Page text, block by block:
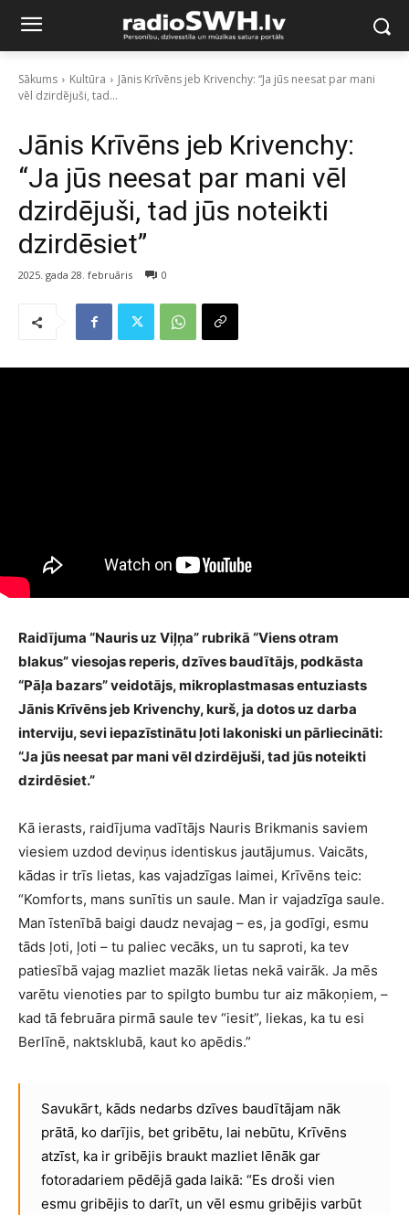
Sākums Kultūra
Jānis Krīvēns jeb Krivenchy: “Ja jūs neesat par mani
vēl dzirdējuši, tad...
Jānis Krīvēns jeb Krivenchy:
“Ja jūs neesat par mani vēl
dzirdējuši, tad jūs noteikti
dzirdēsiet”
2025. gada 28. februāris 0
Raidījuma “Nauris uz Viļņa” rubrikā “Viens otram
blakus” viesojas reperis, dzīves baudītājs, podkāsta
“Pāļa bazars” veidotājs, mikroplastmasas entuziasts
Jānis Krīvēns jeb Krivenchy, kurš, ja dotos uz darba
interviju, sevi iepazīstinātu ļoti lakoniski un pārliecināti:
“Ja jūs neesat par mani vēl dzirdējuši, tad jūs noteikti
dzirdēsiet.”
Kā ierasts, raidījuma vadītājs Nauris Brikmanis saviem
viesiem uzdod deviņus identiskus jautājumus. Vaicāts,
kādas ir trīs lietas, kas vajadzīgas laimei, Krīvēns teic:
“Komforts, mans sunītis un saule. Man ir vajadzīga saule.
Man īstenībā baigi daudz nevajag – es, ja godīgi, esmu
tāds ļoti, ļoti – tu paliec vecāks, un tu saproti, ka tev
patiesībā vajag mazliet mazāk lietas nekā vairāk. Ja mēs
varētu vienoties par to spilgto bumbu tur aiz mākoņiem, –
kad tā februāra pirmā saule tev “iesit”, liekas, ka tu esi
Berlīnē, naktsklubā, kaut ko apēdis.”
Savukārt, kāds nedarbs dzīves baudītājam nāk
prātā, ko darījis, bet gribētu, lai nebūtu, Krīvēns
atzīst, ka ir gribējis braukt mazliet lēnāk gar
fotoradariem pēdējā gada laikā: “Es droši vien
esmu gribējis to darīt, un vēl esmu gribējis varbūt